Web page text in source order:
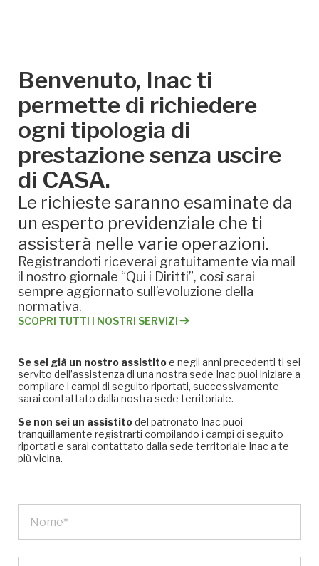
Benvenuto, Inac ti
permette di richiedere
ogni tipologia di
prestazione senza uscire
di CASA.
Le richieste saranno esaminate da
un esperto previdenziale che ti
assisterà nelle varie operazioni.
Registrandoti riceverai gratuitamente via mail
il nostro giornale “Qui i Diritti”, così sarai
sempre aggiornato sull’evoluzione della
normativa.
SCOPRI TUTTI I NOSTRI SERVIZI
Se sei già un nostro assistitoe negli anni precedenti ti sei
servito dell’assistenza di una nostra sede Inac puoi iniziare a
compilare i campi di seguito riportati, successivamente
sarai contattato dalla nostra sede territoriale.
Se non sei un assistitodel patronato Inac puoi
tranquillamente registrarti compilando i campi di seguito
riportati e sarai contattato dalla sede territoriale Inac a te
più vicina.